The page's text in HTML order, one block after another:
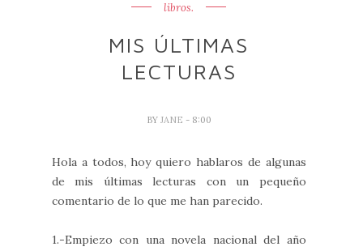
libros.
MIS ÚLTIMAS
LECTURAS
BY JANE - 8:00
Hola a todos, hoy quiero hablaros de algunas
de mis últimas lecturas con un pequeño
comentario de lo que me han parecido.
1.-Empiezo con una novela nacional del año